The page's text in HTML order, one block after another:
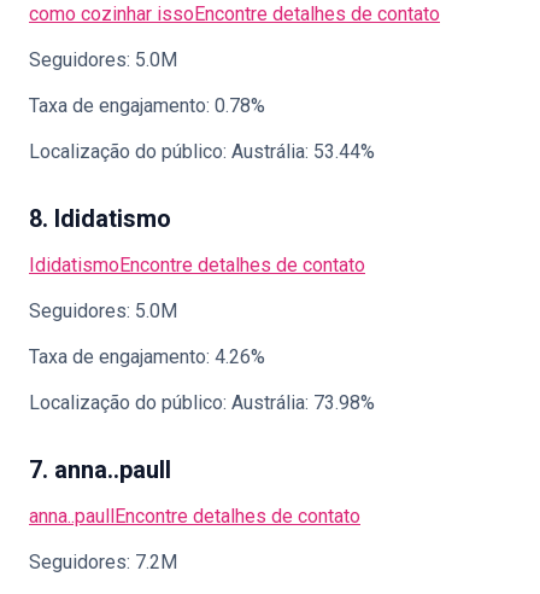
como cozinhar issoEncontre detalhes de contato
Seguidores: 5.0M
Taxa de engajamento: 0.78%
Localização do público: Austrália: 53.44%
8. Ididatismo
IdidatismoEncontre detalhes de contato
Seguidores: 5.0M
Taxa de engajamento: 4.26%
Localização do público: Austrália: 73.98%
7. anna..paull
anna..paullEncontre detalhes de contato
Seguidores: 7.2M